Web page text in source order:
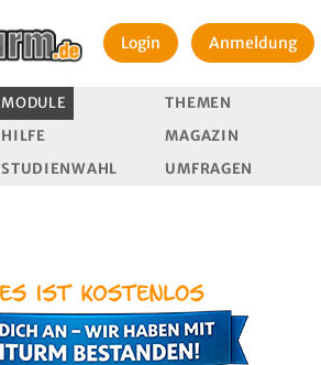
Login Anmeldung
MODULE
THEMEN
HILFE
MAGAZIN
STUDIENWAHL UMFRAGEN